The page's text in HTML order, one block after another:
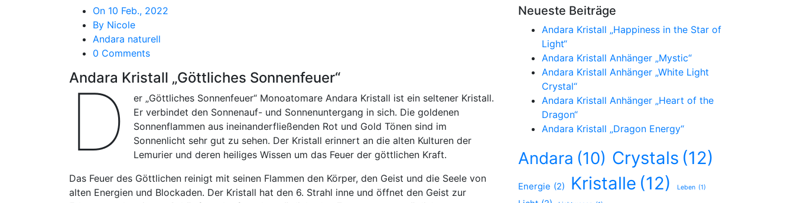
On 10 Feb., 2022
By Nicole
Andara naturell
0 Comments
Andara Kristall „Göttliches Sonnenfeuer“
D
er „Göttliches Sonnenfeuer“ Monoatomare Andara Kristall ist ein seltener Kristall.
Er verbindet den Sonnenauf- und Sonnenuntergang in sich. Die goldenen
Sonnenflammen aus ineinanderfließenden Rot und Gold Tönen sind im
Sonnenlicht sehr gut zu sehen. Der Kristall erinnert an die alten Kulturen der
Lemurier und deren heiliges Wissen um das Feuer der göttlichen Kraft.
Das Feuer des Göttlichen reinigt mit seinen Flammen den Körper, den Geist und die Seele von
alten Energien und Blockaden. Der Kristall hat den 6. Strahl inne und öffnet den Geist zur
Neueste Beiträge
Andara Kristall „Happiness in the Star of
Light“
Andara Kristall Anhänger „Mystic“
Andara Kristall Anhänger „White Light
Crystal“
Andara Kristall Anhänger „Heart of the
Dragon“
Andara Kristall „Dragon Energy“
Andara (10) Crystals (12)
Energie (2) Kristalle (12) Leben (1)